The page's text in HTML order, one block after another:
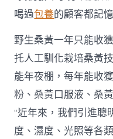
喝過包養的顧客都記
野生桑黃一年只能收
托人工馴化栽培桑黃
能年夜棚，每年能收
粉、桑黃口服液、桑
“近年來，我們引進聰
度、濕度、光照等各